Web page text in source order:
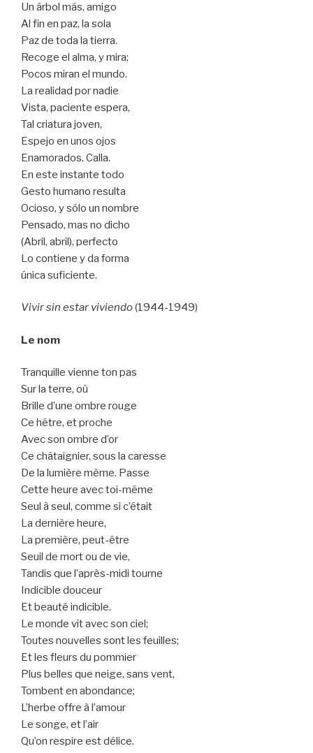
Un árbol más, amigo
Al fin en paz, la sola
Paz de toda la tierra.
Recoge el alma, y mira;
Pocos miran el mundo.
La realidad por nadie
Vista, paciente espera,
Tal criatura joven,
Espejo en unos ojos
Enamorados. Calla.
En este instante todo
Gesto humano resulta
Ocioso, y sólo un nombre
Pensado, mas no dicho
(Abril, abril), perfecto
Lo contiene y da forma
única suficiente.
Vivir sin estar viviendo(1944-1949)
Le nom
Tranquille vienne ton pas
Sur la terre, où
Brille d’une ombre rouge
Ce hêtre, et proche
Avec son ombre d’or
Ce châtaignier, sous la caresse
De la lumière même. Passe
Cette heure avec toi-même
Seul à seul, comme si c’était
La dernière heure,
La première, peut-être
Seuil de mort ou de vie,
Tandis que l’après-midi tourne
Indicible douceur
Et beauté indicible.
Le monde vit avec son ciel;
Toutes nouvelles sont les feuilles;
Et les fleurs du pommier
Plus belles que neige, sans vent,
Tombent en abondance;
L’herbe offre à l’amour
Le songe, et l’air
Qu’on respire est délice.